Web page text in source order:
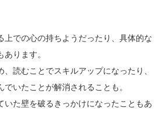
上での心の持ちようだったり、具体的な
ります。
読むことでスキルアップになったり、
いたことが解消されることも。
いた壁を破るきっかけになったこともあ